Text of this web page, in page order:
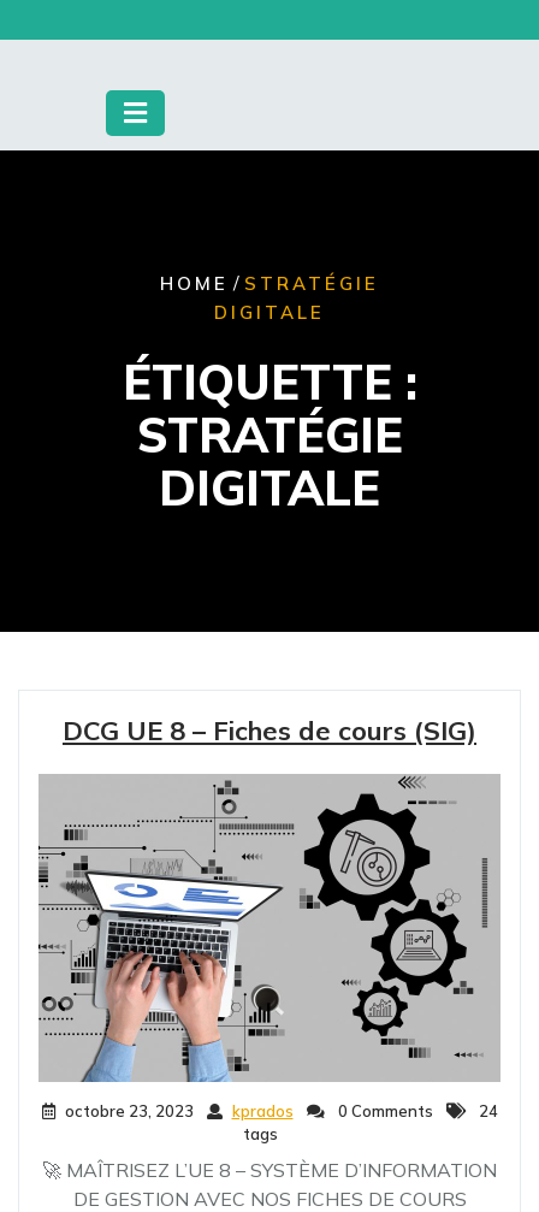
to
HOME / STRATÉGIE
DIGITALE
ÉTIQUETTE :
STRATÉGIE
DIGITALE
DCG UE 8 – Fiches de cours (SIG)
octobre 23, 2023 kprados 0 Comments
24
tags
🚀 MAÎTRISEZ L’UE 8 – SYSTÈME D’INFORMATION
DE GESTION AVEC NOS FICHES DE COURS